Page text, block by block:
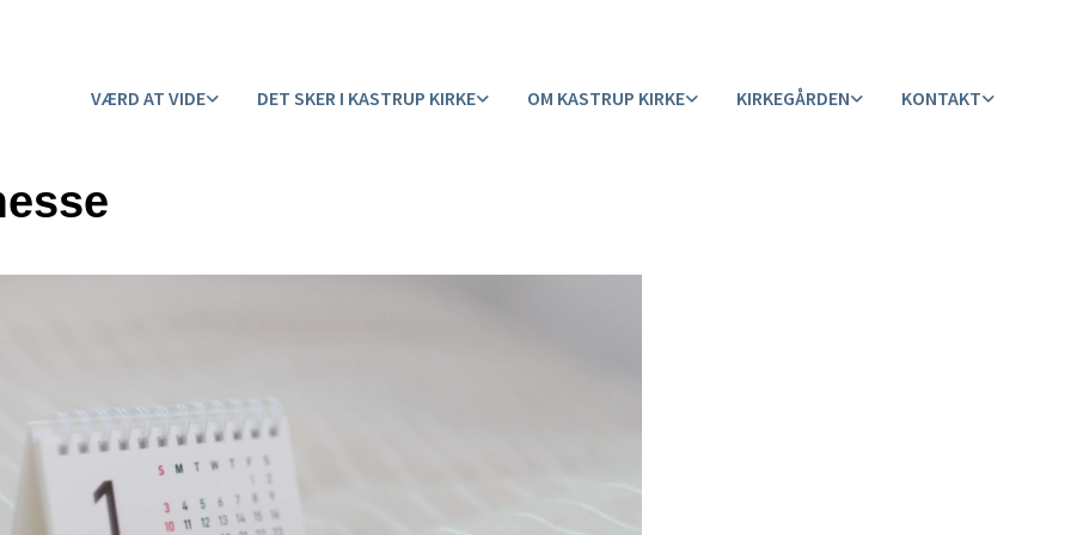
VÆRD AT VIDE DET SKER I KASTRUP KIRKE OM KASTRUP KIRKE KIRKEGÅRDEN KONTAKT